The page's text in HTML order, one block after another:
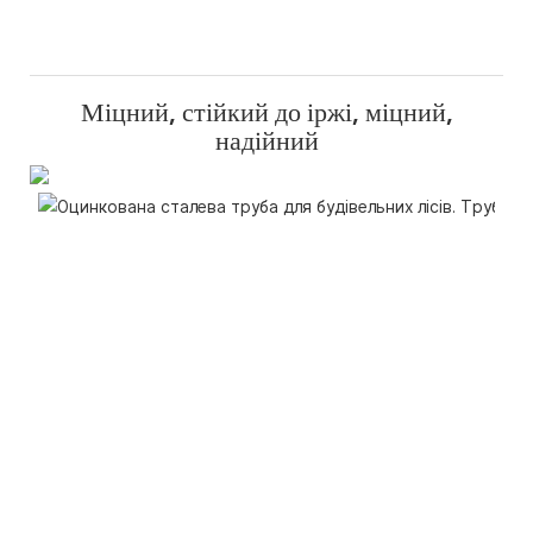
Міцний, стійкий до іржі, міцний,
надійний